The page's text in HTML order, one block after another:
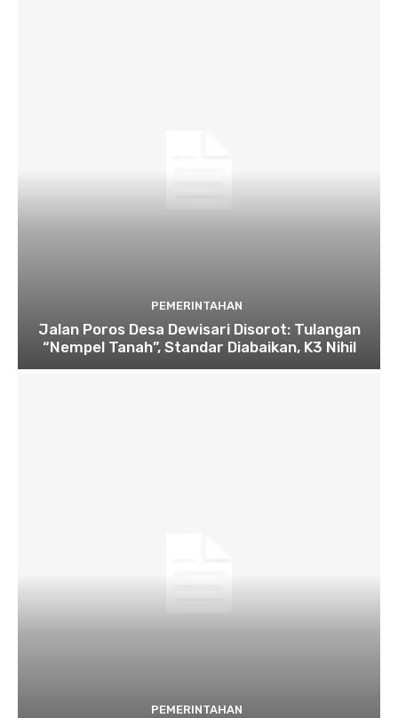
PEMERINTAHAN
Jalan Poros Desa Dewisari Disorot: Tulangan
“Nempel Tanah”, Standar Diabaikan, K3 Nihil
PEMERINTAHAN